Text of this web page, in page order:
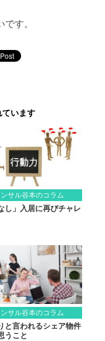
す。
ています
ンサル谷本のコラム
し」入居に再びチャレ
ンサル谷本のコラム
と言われるシェア物件
うこと